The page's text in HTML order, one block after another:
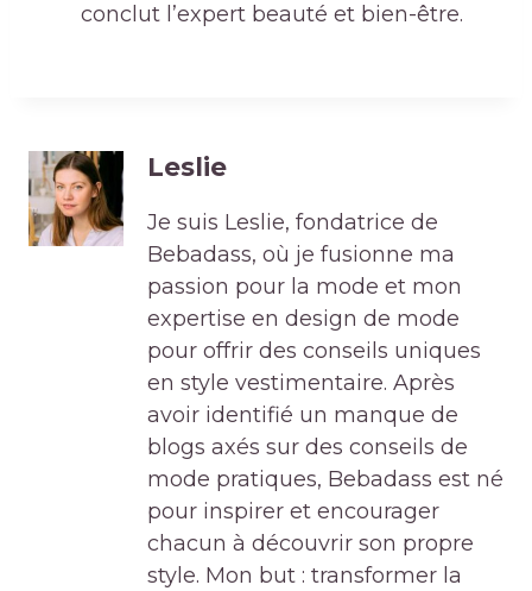
conclut l’expert beauté et bien-être.
Leslie
Je suis Leslie, fondatrice de
Bebadass, où je fusionne ma
passion pour la mode et mon
expertise en design de mode
pour offrir des conseils uniques
en style vestimentaire. Après
avoir identifié un manque de
blogs axés sur des conseils de
mode pratiques, Bebadass est né
pour inspirer et encourager
chacun à découvrir son propre
style. Mon but : transformer la